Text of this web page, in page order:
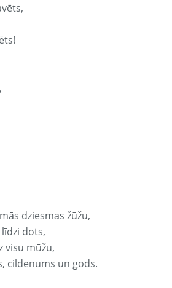
dziesmas žūžu,
dots,
visu mūžu,
cildenums un gods.